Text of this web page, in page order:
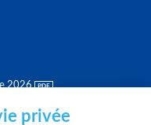
2026
privée